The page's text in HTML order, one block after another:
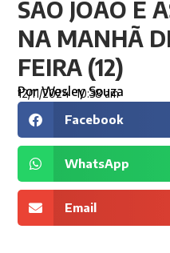
SÃO JOÃO É
NA MANHÃ
FEIRA (12)
PorWesley Souza
12/11/2024 10:38 am
Facebook
WhatsApp
Email